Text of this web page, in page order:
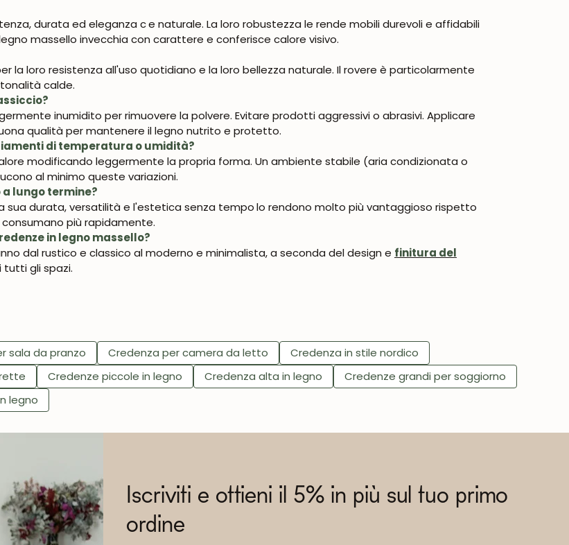
durata ed eleganza ce naturale. La loro robustezza le rende mobili durevoli e affidabili
massello invecchia con carattere e conferisce calore visivo.
la loro resistenza all'uso quotidiano e la loro bellezza naturale. Il rovere è particolarmente
calde.
inumidito per rimuovere la polvere. Evitare prodotti aggressivi o abrasivi. Applicare
qualità per mantenere il legno nutrito e protetto.
di temperatura o umidità?
modificando leggermente la propria forma. Un ambiente stabile (aria condizionata o
al minimo queste variazioni.
lungo termine?
sua durata, versatilità e l'estetica senza tempolo rendono molto più vantaggioso rispetto
più rapidamente.
in legno massello?
dal rustico e classico al moderno e minimalista, a seconda del design e finitura del
tutti gli spazi.
sala da pranzo Credenza per camera da letto
Credenza in stile nordico
Credenze piccole in legno Credenza alta in legno
Credenze grandi per soggiorno
legno
Iscriviti e ottieni il 5% in più sul tuo primo
ordine